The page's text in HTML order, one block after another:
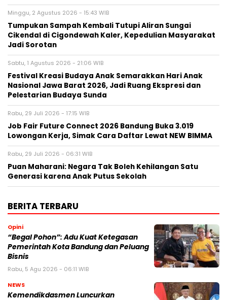
Minggu, 2 Agustus 2026 - 15:43 WIB
Tumpukan Sampah Kembali Tutupi Aliran Sungai
Cikendal di Cigondewah Kaler, Kepedulian Masyarakat
Jadi Sorotan
Sabtu, 1 Agustus 2026 - 21:06 WIB
Festival Kreasi Budaya Anak Semarakkan Hari Anak
Nasional Jawa Barat 2026, Jadi Ruang Ekspresi dan
Pelestarian Budaya Sunda
Rabu, 29 Juli 2026 - 17:15 WIB
Job Fair Future Connect 2026 Bandung Buka 3.019
Lowongan Kerja, Simak Cara Daftar Lewat NEW BIMMA
Rabu, 29 Juli 2026 - 06:31 WIB
Puan Maharani: Negara Tak Boleh Kehilangan Satu
Generasi karena Anak Putus Sekolah
BERITA TERBARU
Opini
“Begal Pohon”: Adu Kuat Ketegasan
Pemerintah Kota Bandung dan Peluang
Bisnis
Rabu, 5 Agu 2026 - 06:11 WIB
NEWS
Kemendikdasmen Luncurkan